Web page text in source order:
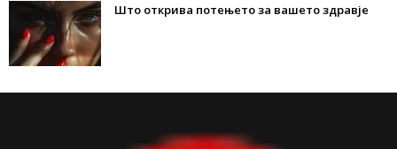
Што открива потењето за вашето здравје